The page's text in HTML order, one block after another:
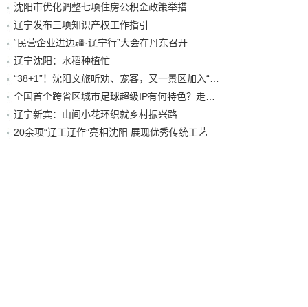
沈阳市优化调整七项住房公积金政策举措
辽宁发布三项知识产权工作指引
“民营企业进边疆·辽宁行”大会在丹东召开
辽宁沈阳：水稻种植忙
辽宁新宾：山间小花环织就乡村振兴路
20余项“辽工辽作”亮相沈阳 展现优秀传统工艺